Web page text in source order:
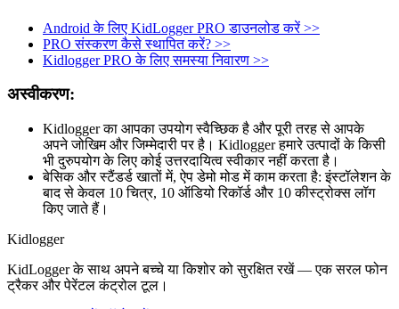
Android के लिए KidLogger PRO डाउनलोड करें >>
PRO संस्करण कैसे स्थापित करें? >>
Kidlogger PRO के लिए समस्या निवारण >>
अस्वीकरण:
Kidlogger का आपका उपयोग स्वैच्छिक है और पूरी तरह से आपके
अपने जोखिम और जिम्मेदारी पर है। Kidlogger हमारे उत्पादों के किसी
भी दुरुपयोग के लिए कोई उत्तरदायित्व स्वीकार नहीं करता है।
बेसिक और स्टैंडर्ड खातों में, ऐप डेमो मोड में काम करता है: इंस्टॉलेशन के
बाद से केवल 10 चित्र, 10 ऑडियो रिकॉर्ड और 10 कीस्ट्रोक्स लॉग
किए जाते हैं।
Kidlogger
KidLogger के साथ अपने बच्चे या किशोर को सुरक्षित रखें — एक सरल फोन
ट्रैकर और पेरेंटल कंट्रोल टूल।